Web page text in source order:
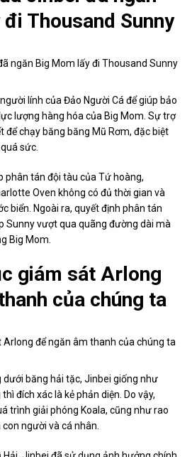
Thousand Sunny
lính của Đảo Người Cá để giúp bảo
lượng hàng hóa của Big Mom. Sự trợ
để chạy băng băng Mũ Rơm, đặc biệt
sức.
phân tán đội tàu của Tứ hoàng,
Oven không có đủ thời gian và
biển. Ngoài ra, quyết định phân tán
Sunny vượt qua quãng đường dài mà
Big Mom.
giám sát Arlong
của chúng ta
băng hải tặc, Jinbei giống như
đích xác là kẻ phản diện. Do vậy,
trình giải phóng Koala, cũng như rao
người và cá nhân.